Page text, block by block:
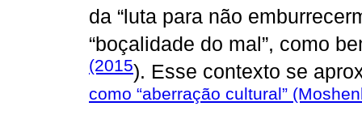
da “luta para não
“boçalidade do mal”, como
(2015). Esse contexto se
como “aberração cultural”